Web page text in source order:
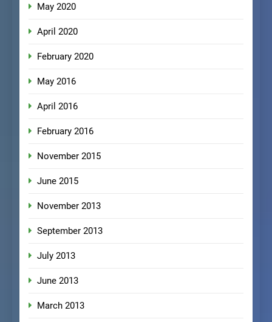
May 2020
April 2020
February 2020
May 2016
April 2016
February 2016
November 2015
June 2015
November 2013
September 2013
July 2013
June 2013
March 2013